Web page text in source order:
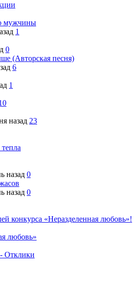
мужчины
1
0
(Авторская песня)
6
1
назад 23
назад 0
назад 0
конкурса «Неразделенная любовь»!
любовь»
Отклики